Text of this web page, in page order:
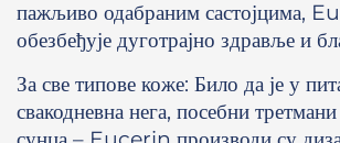
пажљиво одабраним састојцима,
обезбеђује дуготрајно здравље и
За све типове коже: Било да је у
свакодневна нега, посебни